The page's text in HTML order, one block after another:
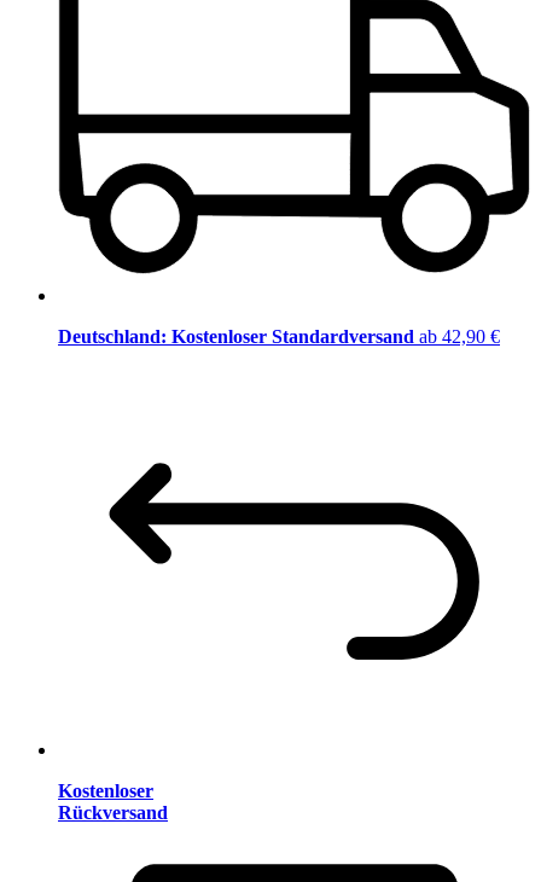
Deutschland: Kostenloser Standardversand ab 42,90 €
Kostenloser
Rückversand